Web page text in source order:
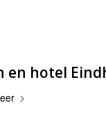
en hotel